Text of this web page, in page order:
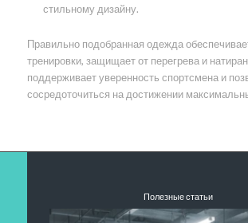
стильному дизайну.
Правильно подобранная одежда
тренировки, защищает от перегрева и
поддерживает уверенность спортсмена и
сосредоточиться на достижении
Полезные статьи